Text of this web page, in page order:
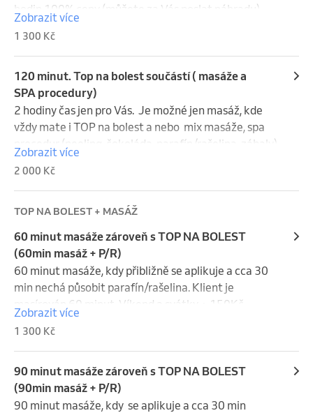
hodin 100% ceny (můžete za Vás poslat náhradu).
Víkend a svátky se do storna nepočítají.
Zobrazit více
1 300 Kč
120 minut. Top na bolest součástí ( masáže a
SPA procedury)
2 hodiny čas jen pro Vás.  Je možné jen masáž, kde
vždy mate i TOP na bolest a nebo  mix masáže, spa
procedur (peeling, čokoláda, parafín/rašelina, zábaly)
vše na domluvě. Víkend a svátky + 150Kč. Storno
poplatek : 48 hodin a více 0 kč.  24 - 48 hodin 50% z
ceny.  Méně jak 24 hodin 100% ceny (můžete za Vás
poslat náhradu). Víkend a svátky se do storna
Zobrazit více
2 000 Kč
TOP NA BOLEST + MASÁŽ
60 minut masáže zároveň s TOP NA BOLEST
(60min masáž + P/R)
60 minut masáže, kdy přibližně se aplikuje a cca 30
min nechá působit parafín/rašelina. Klient je
masírován 60 minut. Víkend a svátky + 150Kč.
Storno poplatek : 48 hodin a více 0 kč.  24 - 48 hodin
50% z ceny.  Méně jak 24 hodin 100% ceny (můžete
za Vás poslat náhradu). Víkend a svátky se do storna
nepočítají.
Zobrazit více
1 300 Kč
90 minut masáže zároveň s TOP NA BOLEST
(90min masáž + P/R)
90 minut masáže, kdy  se aplikuje a cca 30 min